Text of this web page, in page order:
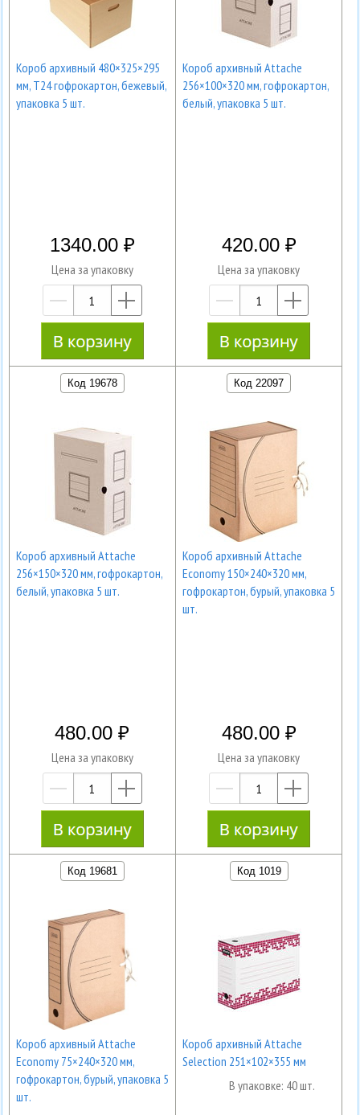
Короб архивный 480×325×295
мм, Т24 гофрокартон, бежевый,
упаковка 5 шт.
1340.00
Цена за упаковку
—
Короб архивный Attache
256×100×320 мм, гофрокартон,
белый, упаковка 5 шт.
420.00
Цена за упаковку
—
Код 19678
Короб архивный Attache
256×150×320 мм, гофрокартон,
белый, упаковка 5 шт.
480.00
Цена за упаковку
—
Код 22097
Короб архивный Attache
Economy 150×240×320 мм,
гофрокартон, бурый, упаковка 5
шт.
480.00
Цена за упаковку
—
Код 19681
Короб архивный Attache
Economy 75×240×320 мм,
гофрокартон, бурый, упаковка 5
шт.
Код 1019
Короб архивный Attache
Selection 251×102×355 мм
В упаковке: 40 шт.